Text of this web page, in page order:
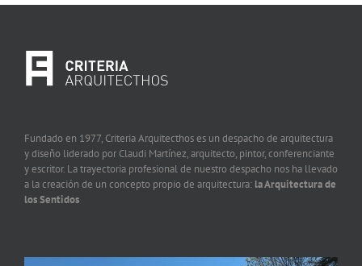
Fundado en 1977, Criteria Arquitecthos es un despacho de arquitectura
y diseño liderado por Claudi Martínez, arquitecto, pintor, conferenciante
y escritor. La trayectoria profesional de nuestro despacho nos ha llevado
a la creación de un concepto propio de arquitectura: la Arquitectura de
los Sentidos